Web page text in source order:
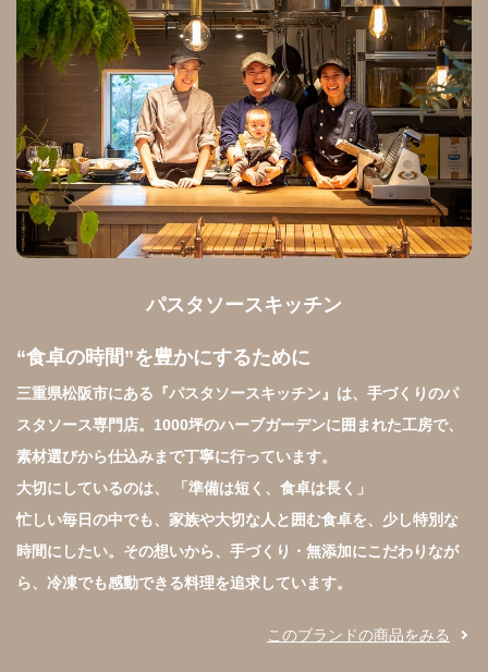
パスタソースキッチン
“食卓の時間”を豊かにするために
三重県松阪市にある『パスタソースキッチン』は、手づくりのパ
スタソース専門店。1000坪のハーブガーデンに囲まれた工房で、
素材選びから仕込みまで丁寧に行っています。
大切にしているのは、 「準備は短く、食卓は長く」
忙しい毎日の中でも、家族や大切な人と囲む食卓を、少し特別な
時間にしたい。その想いから、手づくり・無添加にこだわりなが
ら、冷凍でも感動できる料理を追求しています。
このブランドの商品をみる